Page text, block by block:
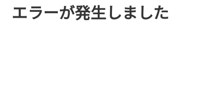
エラーが発生しました